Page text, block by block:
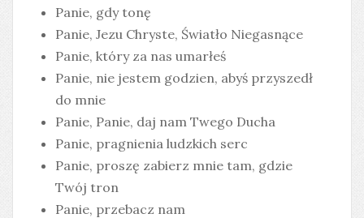
Panie, gdy tonę
Panie, Jezu Chryste, Światło Niegasnące
Panie, który za nas umarłeś
Panie, nie jestem godzien, abyś przyszedł
do mnie
Panie, Panie, daj nam Twego Ducha
Panie, pragnienia ludzkich serc
Panie, proszę zabierz mnie tam, gdzie
Twój tron
Panie, przebacz nam